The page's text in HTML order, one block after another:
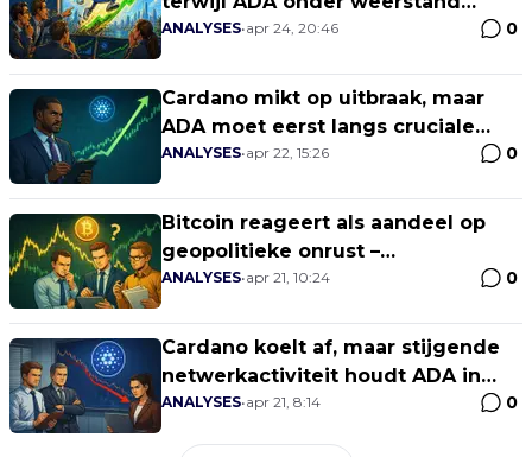
handelt
ANALYSES•apr 24, 20:46 0
Cardano mikt op uitbraak, maar
ADA moet eerst langs cruciale
weerstand
ANALYSES•apr 22, 15:26 0
Bitcoin reageert als aandeel op
geopolitieke onrust –
fundamentele verschuiving
ANALYSES•apr 21, 10:24 0
Cardano koelt af, maar stijgende
netwerkactiviteit houdt ADA in
beeld
ANALYSES•apr 21, 8:14 0